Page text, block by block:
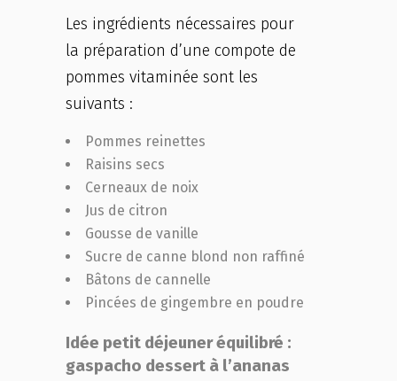
Les ingrédients nécessaires pour
la préparation d’une compote de
pommes vitaminée sont les
suivants :
Pommes reinettes
Raisins secs
Cerneaux de noix
Jus de citron
Gousse de vanille
Sucre de canne blond non raffiné
Bâtons de cannelle
Pincées de gingembre en poudre
Idée petit déjeuner équilibré :
gaspacho dessert à l’ananas